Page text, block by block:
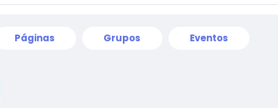
Páginas Grupos Eventos